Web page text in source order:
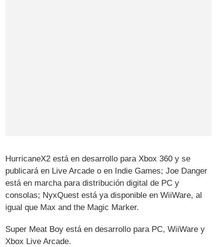
HurricaneX2 está en desarrollo para Xbox 360 y se
publicará en Live Arcade o en Indie Games; Joe Danger
está en marcha para distribución digital de PC y
consolas; NyxQuest está ya disponible en WiiWare, al
igual que Max and the Magic Marker.
Super Meat Boy está en desarrollo para PC, WiiWare y
Xbox Live Arcade.